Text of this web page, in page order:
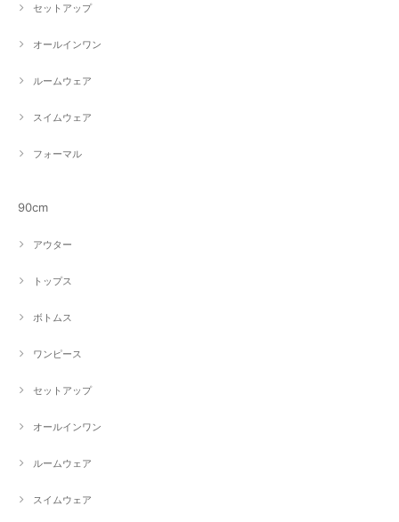
セットアップ
オールインワン
ルームウェア
スイムウェア
フォーマル
90cm
アウター
トップス
ボトムス
ワンピース
セットアップ
オールインワン
ルームウェア
スイムウェア